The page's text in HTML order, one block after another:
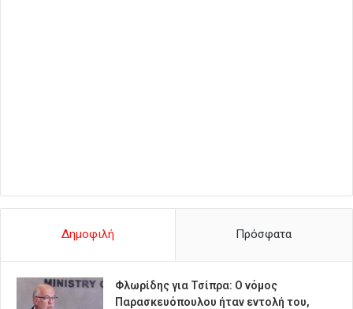
Δημοφιλή Πρόσφατα
Φλωρίδης για Τσίπρα: Ο νόμος
Παρασκευόπουλου ήταν εντολή του,